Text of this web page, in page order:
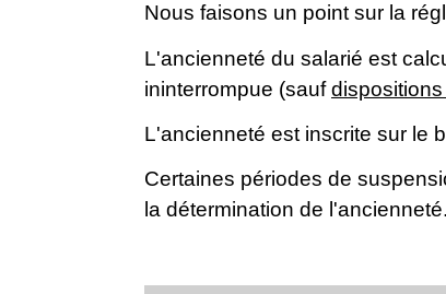
Nous faisons un point sur la
L'ancienneté du salarié est
ininterrompue (sauf
L'ancienneté est inscrite sur le
Certaines périodes de
la détermination de l'ancienneté.